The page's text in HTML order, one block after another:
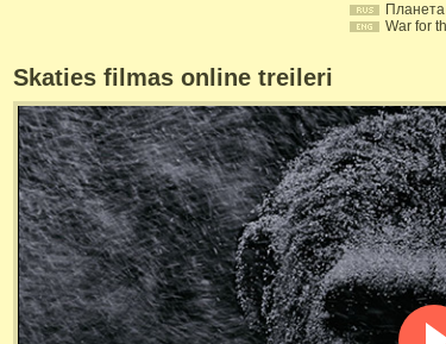
War for
Skaties filmas online treileri